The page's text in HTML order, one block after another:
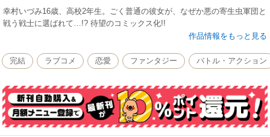
幸村いづみ16歳、高校2年生。ごく普通の彼女が、なぜか悪の寄生虫軍団と
戦う戦士に選ばれて…!? 待望のコミックス化!!
作品情報をもっと見る
完結 ラブコメ 恋愛 ファンタジー バトル・アクション